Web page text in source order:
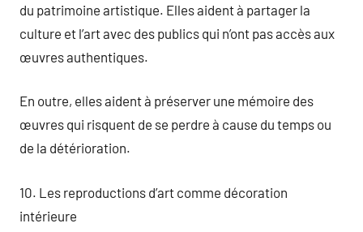
du patrimoine artistique. Elles aident à partager la
culture et l’art avec des publics qui n’ont pas accès aux
œuvres authentiques.
En outre, elles aident à préserver une mémoire des
œuvres qui risquent de se perdre à cause du temps ou
de la détérioration.
10. Les reproductions d’art comme décoration
intérieure